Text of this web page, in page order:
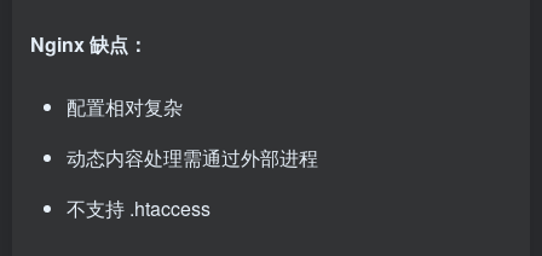
Nginx 缺点：
配置相对复杂
动态内容处理需通过外部进程
不支持 .htaccess